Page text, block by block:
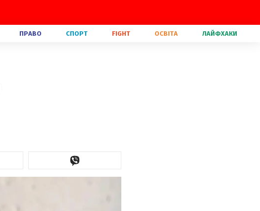
ПРАВО СПОРТ FIGHT ОСВІТА ЛАЙФХАКИ